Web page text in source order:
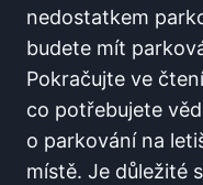
nedostatkem
budete mít
Pokračujte ve
co ​potřebujete​
o​ parkování na
místě. Je⁤ důležité